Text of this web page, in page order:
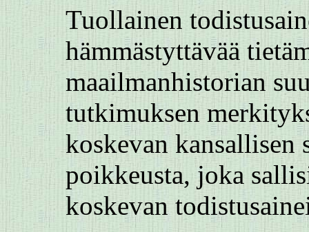
Tuollainen
hämmästyttävää
maailmanhistorian
tutkimuksen
koskevan kansallisen
poikkeusta, joka
koskevan